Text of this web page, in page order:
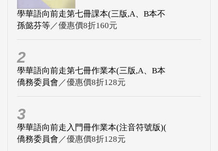
學華語向前走第七冊課本(三版,A、B本不
孫懿芬等／優惠價8折160元
2
學華語向前走第七冊作業本(三版,A、B本
僑務委員會 ／優惠價8折128元
3
學華語向前走入門冊作業本(注音符號版)(
僑務委員會 ／優惠價8折128元